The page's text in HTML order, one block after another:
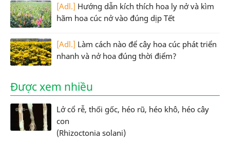
[Adl.] Hướng dẫn kích thích hoa ly nở và kìm
hãm hoa cúc nở vào đúng dịp Tết
[Adl.] Làm cách nào để cây hoa cúc phát triển
nhanh và nở hoa đúng thời điểm?
Được xem nhiều
Lở cổ rễ, thối gốc, héo rũ, héo khô, héo cây
con
(Rhizoctonia solani)